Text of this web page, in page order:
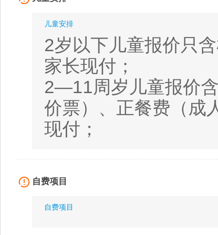
儿童安排
2岁以下儿童报价只
家长现付；
2—11周岁儿童报价
价票）、正餐费（成
现付；
自费项目
自费项目